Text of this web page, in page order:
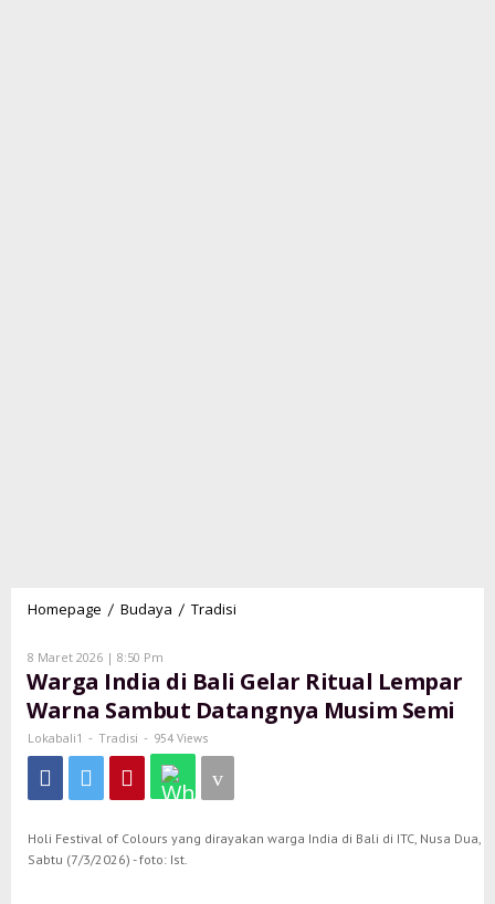
Homepage / Budaya / Tradisi
Bali
Gelar
Ritual
Semi
8 Maret 2026 | 8:50 Pm
Lokabali1
Warga India di Bali Gelar Ritual Lempar
Warna Sambut Datangnya Musim Semi
Lokabali1 - Tradisi - 954 Views
Holi Festival of Colours yang dirayakan warga India di Bali di ITC, Nusa Dua,
Sabtu (7/3/2026) - foto: Ist.